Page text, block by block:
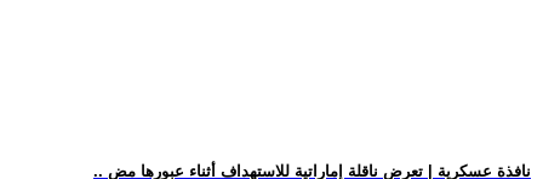
.. نافذة عسكرية | تعرض ناقلة إماراتية للاستهداف أثناء عبورها مض